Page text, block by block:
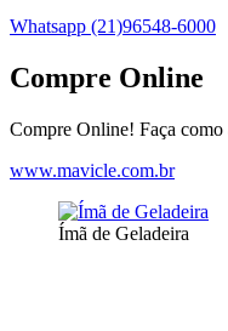
Whatsapp (21)96548-6000
Compre Online
Compre Online! Faça
www.mavicle.com.br
Ímã de Geladeira